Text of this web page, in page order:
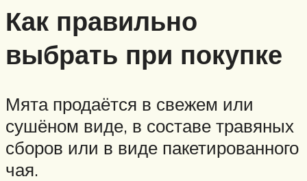
Как правильно
выбрать при покупке
Мята продаётся в свежем или
сушёном виде, в составе травяных
сборов или в виде пакетированного
чая.